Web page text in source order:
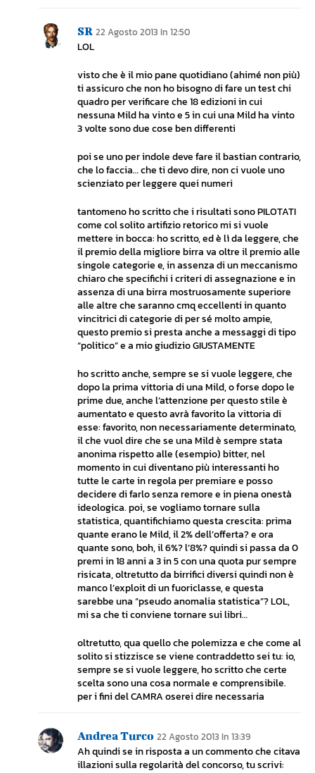
SR 22 Agosto 2013 In 12:50
LOL
visto che è il mio pane quotidiano (ahimé non più)
ti assicuro che non ho bisogno di fare un test chi
quadro per verificare che 18 edizioni in cui
nessuna Mild ha vinto e 5 in cui una Mild ha vinto
3 volte sono due cose ben differenti
poi se uno per indole deve fare il bastian contrario,
che lo faccia… che ti devo dire, non ci vuole uno
scienziato per leggere quei numeri
tantomeno ho scritto che i risultati sono PILOTATI
come col solito artifizio retorico mi si vuole
mettere in bocca: ho scritto, ed è lì da leggere, che
il premio della migliore birra va oltre il premio alle
singole categorie e, in assenza di un meccanismo
chiaro che specifichi i criteri di assegnazione e in
assenza di una birra mostruosamente superiore
alle altre che saranno cmq eccellenti in quanto
vincitrici di categorie di per sé molto ampie,
questo premio si presta anche a messaggi di tipo
“politico” e a mio giudizio GIUSTAMENTE
ho scritto anche, sempre se si vuole leggere, che
dopo la prima vittoria di una Mild, o forse dopo le
prime due, anche l’attenzione per questo stile è
aumentato e questo avrà favorito la vittoria di
esse: favorito, non necessariamente determinato,
il che vuol dire che se una Mild è sempre stata
anonima rispetto alle (esempio) bitter, nel
momento in cui diventano più interessanti ho
tutte le carte in regola per premiare e posso
decidere di farlo senza remore e in piena onestà
ideologica. poi, se vogliamo tornare sulla
statistica, quantifichiamo questa crescita: prima
quante erano le Mild, il 2% dell’offerta? e ora
quante sono, boh, il 6%? l’8%? quindi si passa da 0
premi in 18 anni a 3 in 5 con una quota pur sempre
risicata, oltretutto da birrifici diversi quindi non è
manco l’exploit di un fuoriclasse, e questa
sarebbe una “pseudo anomalia statistica”? LOL,
mi sa che ti conviene tornare sui libri…
oltretutto, qua quello che polemizza e che come al
solito si stizzisce se viene contraddetto sei tu: io,
sempre se si vuole leggere, ho scritto che certe
scelta sono una cosa normale e comprensibile.
per i fini del CAMRA oserei dire necessaria
Andrea Turco 22 Agosto 2013 In 13:39
Ah quindi se in risposta a un commento che citava
illazioni sulla regolarità del concorso, tu scrivi: